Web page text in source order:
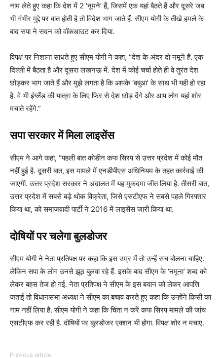
नाम लेते हुए कहा कि देश में 2 ‘नूमने’ हैं, जिसमें एक यहां बैठते हैं और दूसरे जब
भी गंभीर मुद्दे पर बात होती है तो विदेश भाग जाते हैं. सीएम योगी के तीखे हमले के
बाद सपा ने सदन को वॉकआउट कर दिया.
विपक्ष पर निशाना साधते हुए सीएम योगी ने कहा, “देश के अंदर दो नमूने हैं. एक
दिल्ली में बैठता है और दूसरा लखनऊ में. देश में कोई चर्चा होते ही वे तुरंत देश
छोड़कर भाग जाते हैं और मुझे लगता है कि आपके ‘बबुआ’ के साथ भी यही हो रहा
है. वे भी इंग्लैंड की यात्रा के लिए फिर से देश छोड़ देंगे और आप लोग यहां शोर
मचाते रहेंगे.”
सपा सरकार में मिला लाइसेंस
सीएम ने आगे कहा, “पहली बात कोडीन कफ सिरप से उत्तर प्रदेश में कोई मौत
नहीं हुई है. दूसरी बात, इस मामले में एनडीपीएस अधिनियम के तहत कार्रवाई की
जाएगी. उत्तर प्रदेश सरकार ने अदालत में यह मुकदमा जीत लिया है. तीसरी बात,
उत्तर प्रदेश में सबसे बड़े थोक विक्रेता, जिसे एसटीएफ ने सबसे पहले गिरफ्तार
किया था, को समाजवादी पार्टी ने 2016 में लाइसेंस जारी किया था.
दोषियों पर चलेगा बुलडोजर
सीएम योगी ने नेता प्रतिपक्ष पर कहा कि इस उम्र में तो उन्हें सच बोलना चाहिए.
लेकिन सपा के लोग उनसे झूठ बुलवा रहे हैं. इसके बाद सीएम के ‘नमूना’ शब्द को
लेकर बहस तेज हो गई. नेता प्रतिपक्ष ने सीएम के इस बयान को लेकर आपत्ति
जताई तो विधानसभा अध्यक्ष ने सीएम का बचाव करते हुए कहा कि उन्होंने किसी का
नाम नहीं लिया है. सीएम योगी ने कहा कि चिंता न करें कफ सिरप मामले की जांच
एसटीएफ कर रही है. दोषियों पर बुलडोजर एक्शन भी होगा. विपक्ष शोर न मचाए.
Previous article